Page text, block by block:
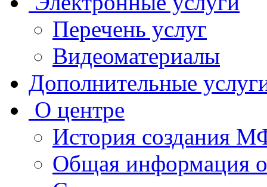
Перечень услуг
Видеоматериалы
Дополнительные
О центре
История создания
Общая